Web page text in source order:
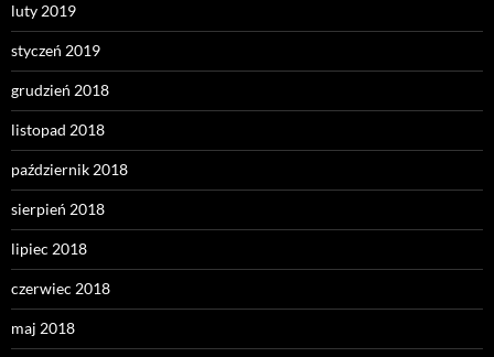
luty 2019
styczeń 2019
grudzień 2018
listopad 2018
październik 2018
sierpień 2018
lipiec 2018
czerwiec 2018
maj 2018